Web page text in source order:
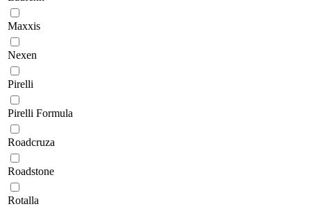
Maxxis
Nexen
Pirelli
Pirelli Formula
Roadcruza
Roadstone
Rotalla